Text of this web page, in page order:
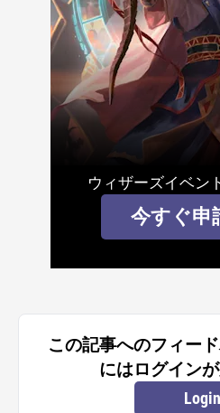
ウィザーズイベン
今すぐ申
この記事へのフィー
にはログインが
Login